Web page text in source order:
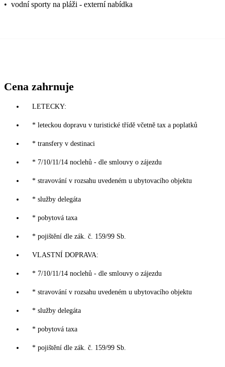
• vodní sporty na pláži - externí nabídka
Cena zahrnuje
LETECKY:
* leteckou dopravu v turistické třídě včetně tax a poplatků
* transfery v destinaci
* 7/10/11/14 noclehů - dle smlouvy o zájezdu
* stravování v rozsahu uvedeném u ubytovacího objektu
* služby delegáta
* pobytová taxa
* pojištění dle zák. č. 159/99 Sb.
VLASTNÍ DOPRAVA:
* 7/10/11/14 noclehů - dle smlouvy o zájezdu
* stravování v rozsahu uvedeném u ubytovacího objektu
* služby delegáta
* pobytová taxa
* pojištění dle zák. č. 159/99 Sb.